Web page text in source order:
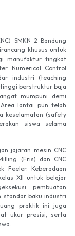
SMKN 2 Bandung
khusus untuk
manufaktur tingkat
Numerical Control
industri (teaching
berstruktur baja
mumpuni demi
lantai pun telah
keselamatan (safety
siswa selama
jajaran mesin CNC
(Fris) dan CNC
Feeler. Keberadaan
XII untuk belajar
pembuatan
standar baku industri
praktik ini juga
ukur presisi, serta